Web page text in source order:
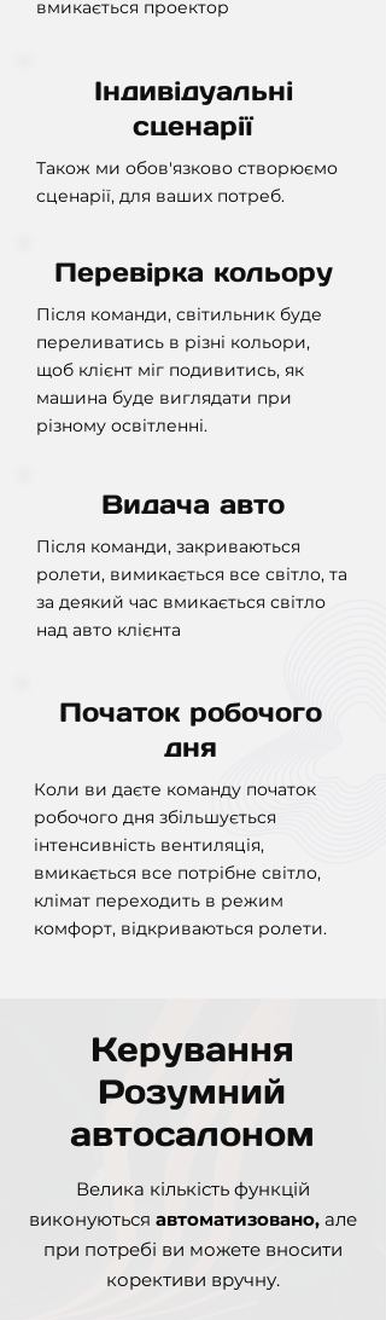
вмикається проектор
Індивідуальні
сценарії
Також ми обов'язково створюємо
сценарії, для ваших потреб.
Перевірка кольору
Після команди, світильник буде
переливатись в різні кольори,
щоб клієнт міг подивитись, як
машина буде виглядати при
різному освітленні.
Початок робочого
дня
Коли ви даєте команду початок
робочого дня збільшується
інтенсивність вентиляція,
вмикається все потрібне світло,
клімат переходить в режим
комфорт, відкриваються ролети.
Видача авто
Після команди, закриваються
ролети, вимикається все світло, та
за деякий час вмикається світло
над авто клієнта
Керування
Розумний
автосалоном
Велика кількість функцій
виконуються автоматизовано, але
при потребі ви можете вносити
корективи вручну.